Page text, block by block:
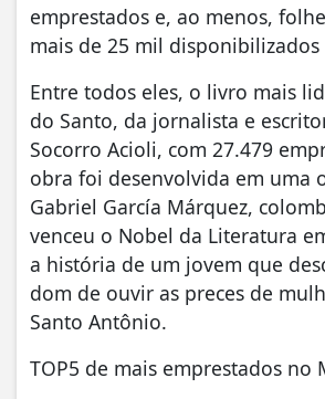
emprestados e, ao menos,
mais de 25 mil
Entre todos eles, o livro mais
do Santo, da jornalista e
Socorro Acioli, com 27.479
obra foi desenvolvida em uma
Gabriel García Márquez,
venceu o Nobel da Literatura
a história de um jovem que
dom de ouvir as preces de
Santo Antônio.
TOP5 de mais emprestados no